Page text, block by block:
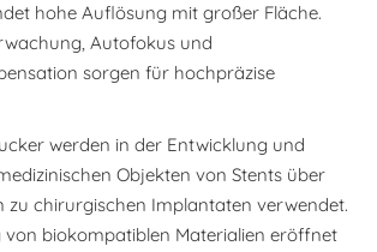
hohe Auflösung mit großer Fläche.
Autofokus und
sorgen für hochpräzise
werden in der Entwicklung und
Objekten von Stents über
zu chirurgischen Implantaten verwendet.
von biokompatiblen Materialien eröffnet